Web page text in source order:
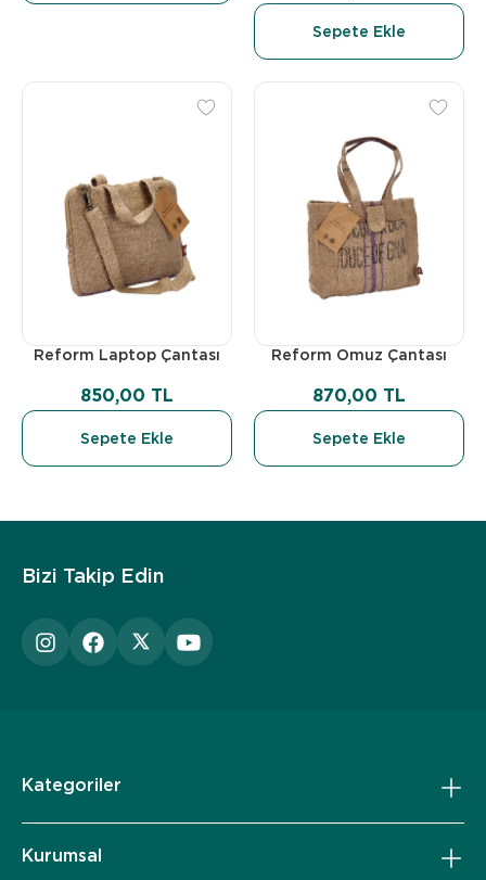
Sepete Ekle
Reform Laptop Çantası
850,00 TL
Sepete Ekle
Reform Omuz Çantası
870,00 TL
Sepete Ekle
Bizi Takip Edin
Kategoriler
Kurumsal